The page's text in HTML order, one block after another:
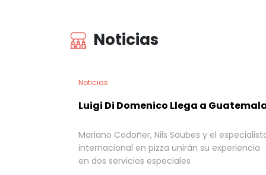
Noticias
Noticias
Luigi Di Domenico Llega a
Mariano Codoñer, Nils Saubes y el
internacional en pizza unirán su experiencia
en dos servicios especiales